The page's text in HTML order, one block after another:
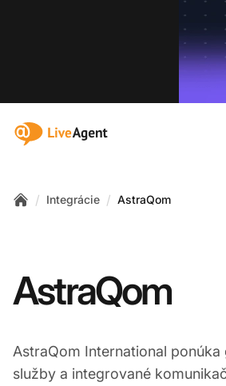
:site.title
/ Integrácie / AstraQom
AstraQom
AstraQom International ponúka
služby a integrované